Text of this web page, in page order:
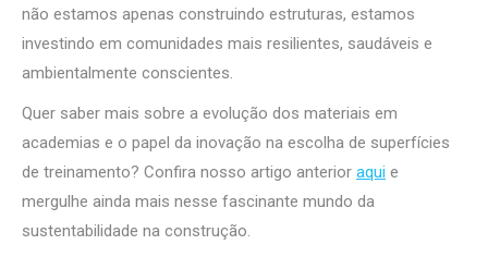
não estamos apenas construindo estruturas, estamos
investindo em comunidades mais resilientes, saudáveis ​​e
ambientalmente conscientes.
Quer saber mais sobre a evolução dos materiais em
academias e o papel da inovação na escolha de superfícies
de treinamento? Confira nosso artigo anterior aqui e
mergulhe ainda mais nesse fascinante mundo da
sustentabilidade na construção.